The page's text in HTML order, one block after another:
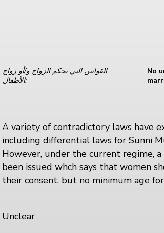
القوانين التي تحكم الزواج و/أو زواج
الأطفال:
No
A variety of contradictory laws have
including differential laws for Sunni
However, under the current regime,
been issued whch says that women
their consent, but no minimum age
Unclear